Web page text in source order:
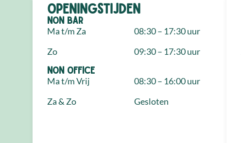
Openingstijden
NON Bar
Ma t/m Za
Zo
08:30 – 17:30 uur
09:30 – 17:30 uur
NON Office
Ma t/m Vrij
Za & Zo
08:30 – 16:00 uur
Gesloten